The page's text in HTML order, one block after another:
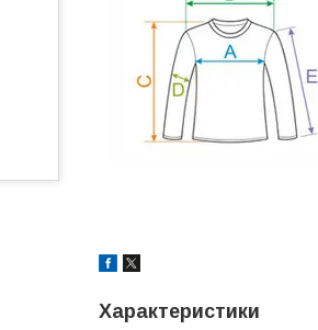
Характеристики